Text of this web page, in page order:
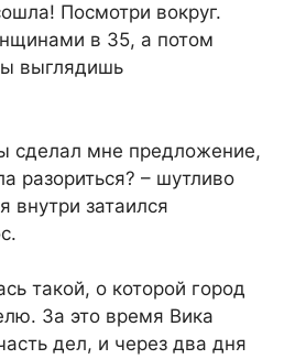
Посмотри вокруг.
в 35, а потом
выглядишь
сделал мне предложение,
разориться? – шутливо
внутри затаился
такой, о которой город
За это время Вика
дел, и через два дня